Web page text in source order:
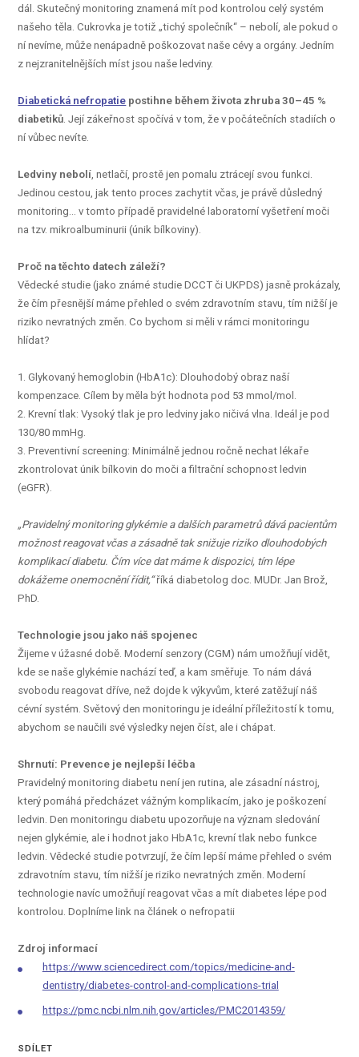
dál. Skutečný monitoring znamená mít pod kontrolou celý systém
našeho těla. Cukrovka je totiž „tichý společník“ – nebolí, ale pokud o
ní nevíme, může nenápadně poškozovat naše cévy a orgány. Jedním
z nejzranitelnějších míst jsou naše ledviny.
Diabetická nefropatie postihne během života zhruba 30–45 %
diabetiků. Její zákeřnost spočívá v tom, že v počátečních stadiích o
ní vůbec nevíte.
Ledviny nebolí, netlačí, prostě jen pomalu ztrácejí svou funkci.
Jedinou cestou, jak tento proces zachytit včas, je právě důsledný
monitoring… v tomto případě pravidelné laboratorní vyšetření moči
na tzv. mikroalbuminurii (únik bílkoviny).
Proč na těchto datech záleží?
Vědecké studie (jako známé studie DCCT či UKPDS) jasně prokázaly,
že čím přesnější máme přehled o svém zdravotním stavu, tím nižší je
riziko nevratných změn. Co bychom si měli v rámci monitoringu
hlídat?
1. Glykovaný hemoglobin (HbA1c): Dlouhodobý obraz naší
kompenzace. Cílem by měla být hodnota pod 53 mmol/mol.
2. Krevní tlak: Vysoký tlak je pro ledviny jako ničivá vlna. Ideál je pod
130/80 mmHg.
3. Preventivní screening: Minimálně jednou ročně nechat lékaře
zkontrolovat únik bílkovin do moči a filtrační schopnost ledvin
(eGFR).
„Pravidelný monitoring glykémie a dalších parametrů dává pacientům
možnost reagovat včas a zásadně tak snižuje riziko dlouhodobých
komplikací diabetu. Čím více dat máme k dispozici, tím lépe
dokážeme onemocnění řídit,“říká diabetolog doc. MUDr. Jan Brož,
PhD.
Technologie jsou jako náš spojenec
Žijeme v úžasné době. Moderní senzory (CGM) nám umožňují vidět,
kde se naše glykémie nachází teď, a kam směřuje. To nám dává
svobodu reagovat dříve, než dojde k výkyvům, které zatěžují náš
cévní systém. Světový den monitoringu je ideální příležitostí k tomu,
abychom se naučili své výsledky nejen číst, ale i chápat.
Shrnutí: Prevence je nejlepší léčba
Pravidelný monitoring diabetu není jen rutina, ale zásadní nástroj,
který pomáhá předcházet vážným komplikacím, jako je poškození
ledvin. Den monitoringu diabetu upozorňuje na význam sledování
nejen glykémie, ale i hodnot jako HbA1c, krevní tlak nebo funkce
ledvin. Vědecké studie potvrzují, že čím lepší máme přehled o svém
zdravotním stavu, tím nižší je riziko nevratných změn. Moderní
technologie navíc umožňují reagovat včas a mít diabetes lépe pod
kontrolou. Doplníme link na článek o nefropatii
Zdroj informací
https://www.sciencedirect.com/topics/medicine-and-
dentistry/diabetes-control-and-complications-trial
https://pmc.ncbi.nlm.nih.gov/articles/PMC2014359/
SDÍLET